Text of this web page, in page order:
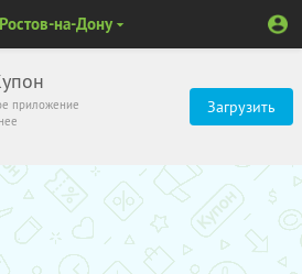
приложение
Загрузить
Ростов-на-Дону